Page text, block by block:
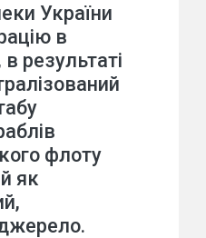
України
в
результаті
флоту
як